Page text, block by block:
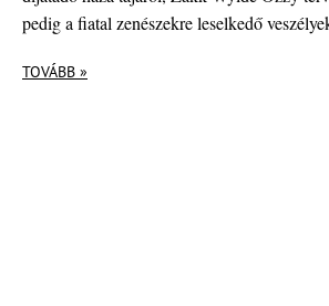
pedig a fiatal zenészekre leselkedő
TOVÁBB »